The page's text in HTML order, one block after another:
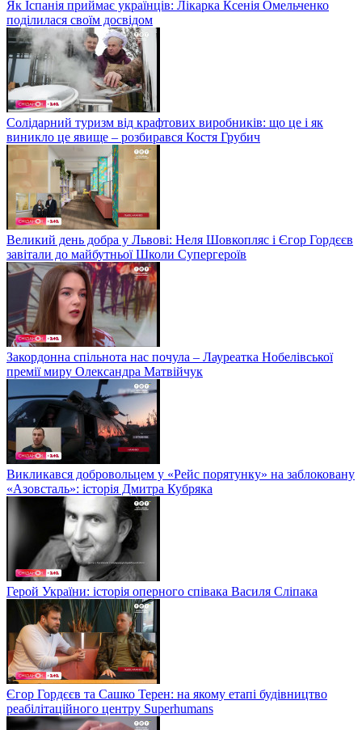
Як Іспанія приймає українців: Лікарка Ксенія Омельченко
поділилася своїм досвідом
Солідарний туризм від крафтових виробників: що це і як
виникло це явище – розбирався Костя Грубич
Великий день добра у Львові: Неля Шовкопляс і Єгор Гордєєв
завітали до майбутньої Школи Супергероїв
Закордонна спільнота нас почула – Лауреатка Нобелівської
премії миру Олександра Матвійчук
Викликався добровольцем у «Рейс порятунку» на заблоковану
«Азовсталь»: історія Дмитра Кубряка
Герой України: історія оперного співака Василя Сліпака
Єгор Гордєєв та Сашко Терен: на якому етапі будівництво
реабілітаційного центру Superhumans